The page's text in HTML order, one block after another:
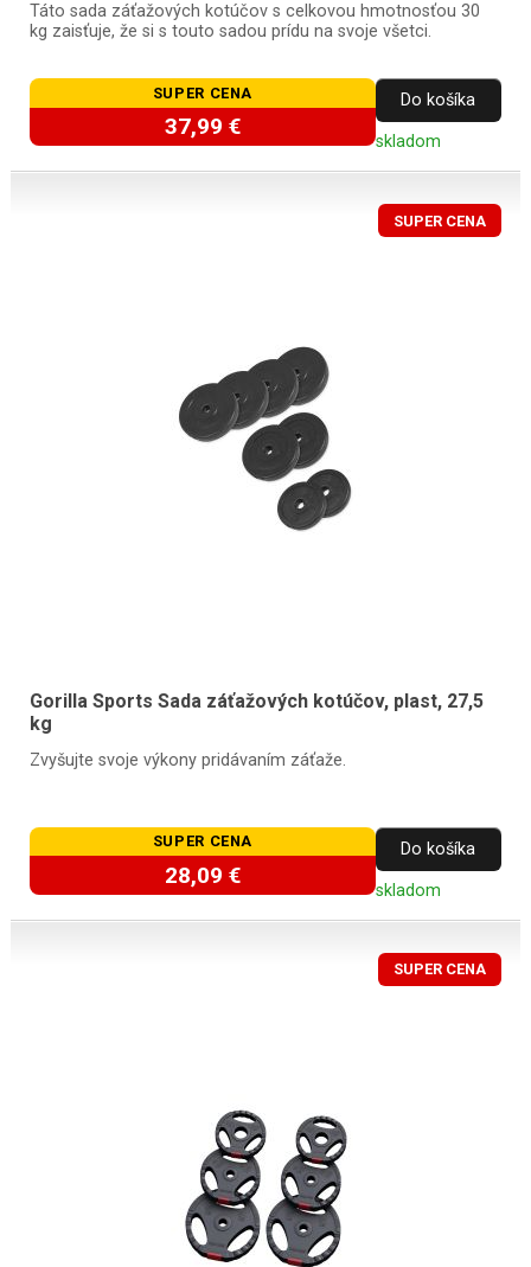
Táto sada záťažových kotúčov s celkovou hmotnosťou 30
kg zaisťuje, že si s touto sadou prídu na svoje všetci.
SUPER CENA
37,99 €
Do košíka
skladom
SUPER CENA
Gorilla Sports Sada záťažových kotúčov, plast, 27,5
kg
Zvyšujte svoje výkony pridávaním záťaže.
SUPER CENA
28,09 €
Do košíka
skladom
SUPER CENA